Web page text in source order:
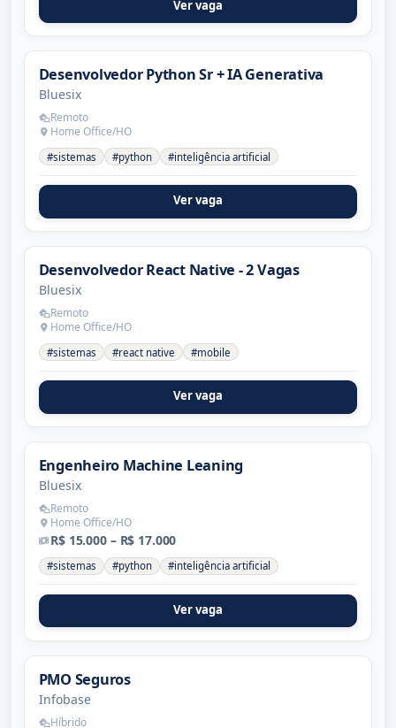
Ver vaga
Desenvolvedor Python Sr + IA Generativa
Bluesix
Remoto
Home Office/HO
#sistemas #python #inteligência artificial
Ver vaga
Desenvolvedor React Native - 2 Vagas
Bluesix
Remoto
Home Office/HO
#sistemas #react native #mobile
Ver vaga
Engenheiro Machine Leaning
Bluesix
Remoto
Home Office/HO
R$ 15.000 – R$ 17.000
#sistemas #python #inteligência artificial
Ver vaga
PMO Seguros
Infobase
Híbrido